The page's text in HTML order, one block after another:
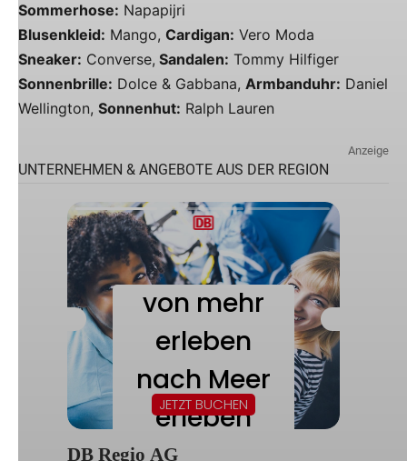
Sommerhose: Napapijri
Blusenkleid: Mango, Cardigan: Vero Moda
Sneaker: Converse, Sandalen: Tommy Hilfiger
Sonnenbrille: Dolce & Gabbana, Armbanduhr: Daniel
Wellington, Sonnenhut: Ralph Lauren